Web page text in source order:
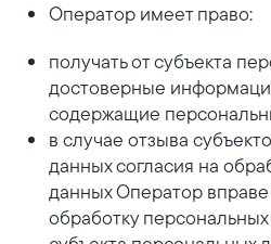
Оператор имеет право:
получать от субъекта
достоверные
содержащие
в случае отзыва
данных согласия на
данных Оператор
обработку